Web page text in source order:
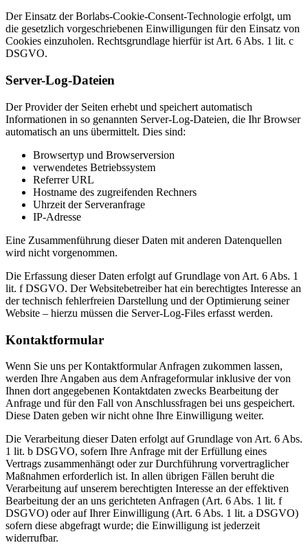
Der Einsatz der Borlabs-Cookie-Consent-Technologie erfolgt, um
die gesetzlich vorgeschriebenen Einwilligungen für den Einsatz von
Cookies einzuholen. Rechtsgrundlage hierfür ist Art. 6 Abs. 1 lit. c
DSGVO.
Server-Log-Dateien
Der Provider der Seiten erhebt und speichert automatisch
Informationen in so genannten Server-Log-Dateien, die Ihr Browser
automatisch an uns übermittelt. Dies sind:
Browsertyp und Browserversion
verwendetes Betriebssystem
Referrer URL
Hostname des zugreifenden Rechners
Uhrzeit der Serveranfrage
IP-Adresse
Eine Zusammenführung dieser Daten mit anderen Datenquellen
wird nicht vorgenommen.
Die Erfassung dieser Daten erfolgt auf Grundlage von Art. 6 Abs. 1
lit. f DSGVO. Der Websitebetreiber hat ein berechtigtes Interesse an
der technisch fehlerfreien Darstellung und der Optimierung seiner
Website – hierzu müssen die Server-Log-Files erfasst werden.
Kontaktformular
Wenn Sie uns per Kontaktformular Anfragen zukommen lassen,
werden Ihre Angaben aus dem Anfrageformular inklusive der von
Ihnen dort angegebenen Kontaktdaten zwecks Bearbeitung der
Anfrage und für den Fall von Anschlussfragen bei uns gespeichert.
Diese Daten geben wir nicht ohne Ihre Einwilligung weiter.
Die Verarbeitung dieser Daten erfolgt auf Grundlage von Art. 6 Abs.
1 lit. b DSGVO, sofern Ihre Anfrage mit der Erfüllung eines
Vertrags zusammenhängt oder zur Durchführung vorvertraglicher
Maßnahmen erforderlich ist. In allen übrigen Fällen beruht die
Verarbeitung auf unserem berechtigten Interesse an der effektiven
Bearbeitung der an uns gerichteten Anfragen (Art. 6 Abs. 1 lit. f
DSGVO) oder auf Ihrer Einwilligung (Art. 6 Abs. 1 lit. a DSGVO)
sofern diese abgefragt wurde; die Einwilligung ist jederzeit
widerrufbar.